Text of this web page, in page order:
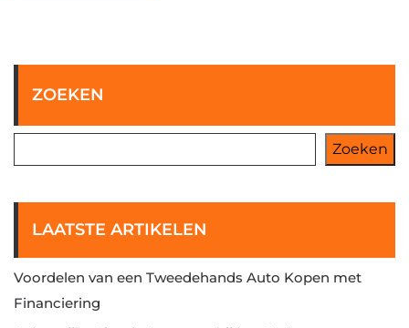
ZOEKEN
Zoeken
LAATSTE ARTIKELEN
Voordelen van een Tweedehands Auto Kopen met
Financiering